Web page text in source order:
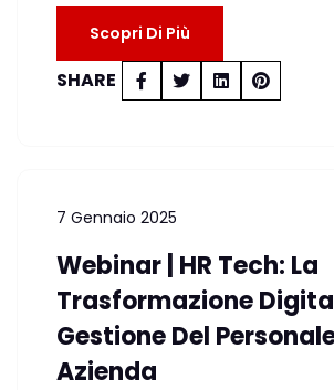
Scopri Di Più
SHARE
7 Gennaio 2025
Webinar | HR Tech: La
Trasformazione
Gestione Del
Azienda